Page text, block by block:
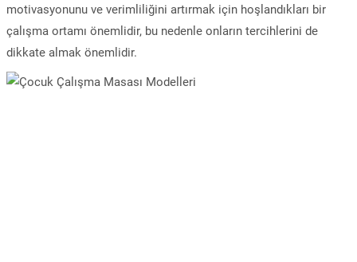
motivasyonunu ve verimliliğini artırmak için hoşlandıkları bir
çalışma ortamı önemlidir, bu nedenle onların tercihlerini de
dikkate almak önemlidir.